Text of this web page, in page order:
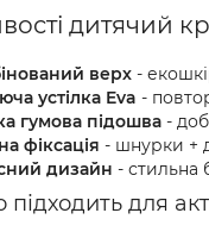
дитячий
верх -
устілка Eva -
гумова підошва -
фіксація - шнурки +
дизайн - стильна
підходить для